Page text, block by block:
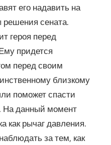
его надавить на
сената.
героя перед
придется
перед своим
близкому
поможет спасти
На данный момент
как рычаг давления.
за тем, как